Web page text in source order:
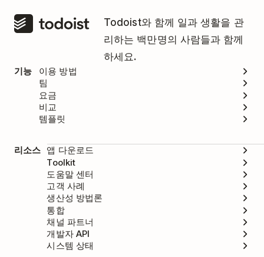
Todoist와 함께 일과 생활을 관
리하는 백만명의 사람들과 함께
하세요.
기능
이용 방법
팀
요금
비교
템플릿
리소스 앱 다운로드
Toolkit
도움말 센터
고객 사례
생산성 방법론
통합
채널 파트너
개발자 API
시스템 상태